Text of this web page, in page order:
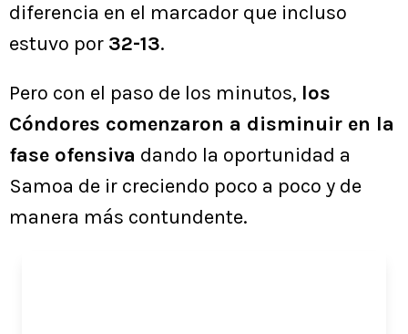
diferencia en el marcador que incluso
estuvo por 32-13.
Pero con el paso de los minutos, los
Cóndores comenzaron a disminuir en la
fase ofensiva dando la oportunidad a
Samoa de ir creciendo poco a poco y de
manera más contundente.